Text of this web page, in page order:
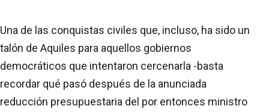
Una de las conquistas civiles que, incluso, ha sido un
talón de Aquiles para aquellos gobiernos
democráticos que intentaron cercenarla -basta
recordar qué pasó después de la anunciada
reducción presupuestaria del por entonces ministro